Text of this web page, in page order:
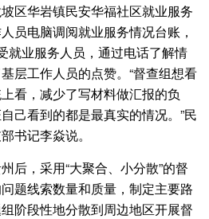
区华岩镇民安华福社区就业服务
员电脑调阅就业服务情况台账，
就业服务人员，通过电话了解情
层工作人员的点赞。“督查组想看
看，减少了写材料做汇报的负
己看到的都是最真实的情况。”民
书记李焱说。
，采用“大聚合、小分散”的督
题线索数量和质量，制定主要路
阶段性地分散到周边地区开展督